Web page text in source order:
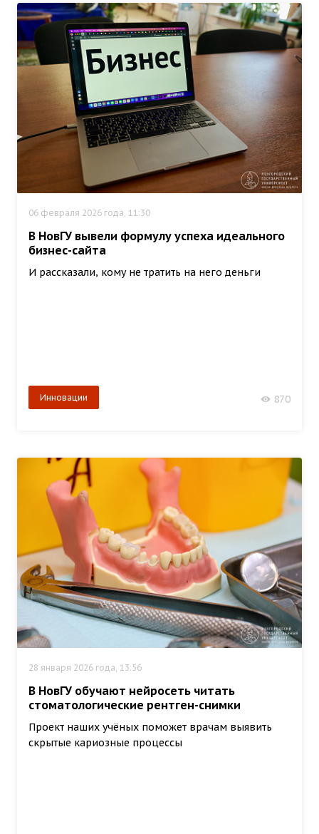
06 февраля 2026 года, 11:30
В НовГУ вывели формулу успеха идеального
бизнес-сайта
И рассказали, кому не тратить на него деньги
Инновации 870
28 января 2026 года, 13:56
В НовГУ обучают нейросеть читать
стоматологические рентген-снимки
Проект наших учёных поможет врачам выявить
скрытые кариозные процессы